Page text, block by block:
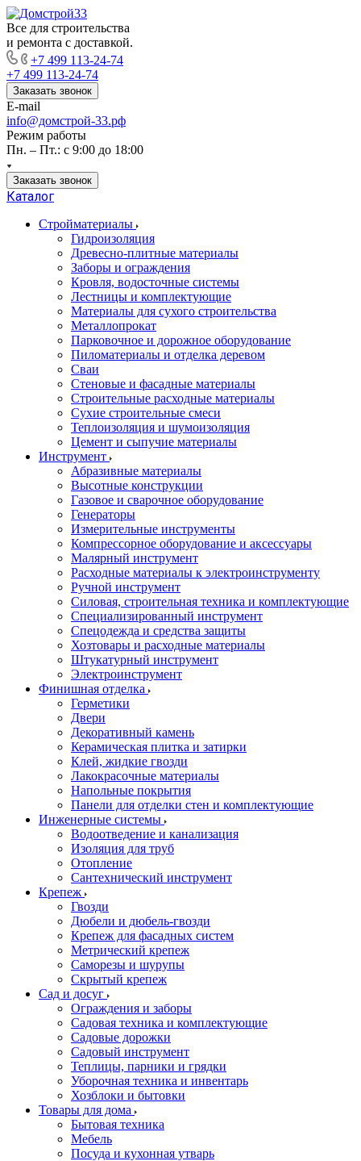
Все для строительства
и ремонта с доставкой.
+7 499 113-24-74
+7 499 113-24-74
Заказать звонок
E-mail
info@домстрой-33.рф
Режим работы
Пн. – Пт.: с 9:00 до 18:00
Заказать звонок
Каталог
Стройматериалы
Гидроизоляция
Древесно-плитные материалы
Заборы и ограждения
Кровля, водосточные системы
Лестницы и комплектующие
Материалы для сухого строительства
Металлопрокат
Парковочное и дорожное оборудование
Пиломатериалы и отделка деревом
Сваи
Стеновые и фасадные материалы
Строительные расходные материалы
Сухие строительные смеси
Теплоизоляция и шумоизоляция
Цемент и сыпучие материалы
Инструмент
Абразивные материалы
Высотные конструкции
Газовое и сварочное оборудование
Генераторы
Измерительные инструменты
Компрессорное оборудование и аксессуары
Малярный инструмент
Расходные материалы к электроинструменту
Ручной инструмент
Силовая, строительная техника и комплектующие
Специализированный инструмент
Спецодежда и средства защиты
Хозтовары и расходные материалы
Штукатурный инструмент
Электроинструмент
Финишная отделка
Герметики
Двери
Декоративный камень
Керамическая плитка и затирки
Клей, жидкие гвозди
Лакокрасочные материалы
Напольные покрытия
Панели для отделки стен и комплектующие
Инженерные системы
Водоотведение и канализация
Изоляция для труб
Отопление
Сантехнический инструмент
Крепеж
Гвозди
Дюбели и дюбель-гвозди
Крепеж для фасадных систем
Метрический крепеж
Саморезы и шурупы
Скрытый крепеж
Сад и досуг
Ограждения и заборы
Садовая техника и комплектующие
Садовые дорожки
Садовый инструмент
Теплицы, парники и грядки
Уборочная техника и инвентарь
Хозблоки и бытовки
Товары для дома
Бытовая техника
Мебель
Посуда и кухонная утварь